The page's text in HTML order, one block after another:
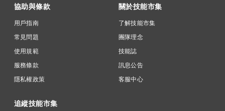
協助與條款
用戶指南
常見問題
使用規範
服務條款
隱私權政策
關於技能市集
了解技能市集
團隊理念
技能誌
訊息公告
客服中心
追縱技能市集